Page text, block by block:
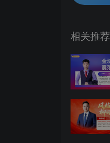
相关推荐